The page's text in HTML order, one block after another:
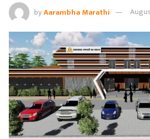
byAarambha Marathi